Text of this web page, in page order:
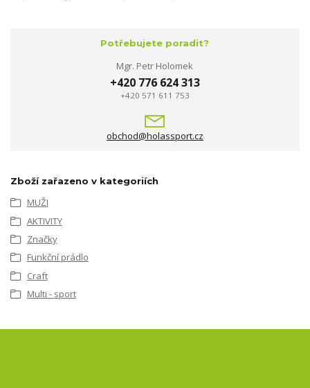
Potřebujete poradit?
Mgr. Petr Holomek
+420 776 624 313
+420 571 611 753
obchod@holassport.cz
Zboží zařazeno v kategoriích
MUŽI
AKTIVITY
Značky
Funkční prádlo
Craft
Multi - sport